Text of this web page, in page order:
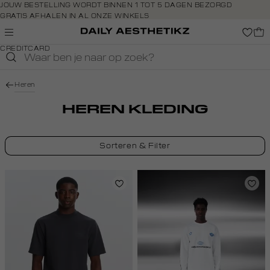
Navigeer
direct naar
de
Open de
direct
JOUW BESTELLING WORDT BINNEN 1 TOT 5 DAGEN BEZORGD
GRATIS AFHALEN IN AL ONZE WINKELS
GRATIS RETOURNEREN BINNEN 14 DAGEN IN DE WINKEL
BETAAL ZOALS JIJ WILT: O.A. IDEAL, RIVERTY, APPLE PAY &
CREDITCARD
Heren
HEREN KLEDING
Sorteren & Filter